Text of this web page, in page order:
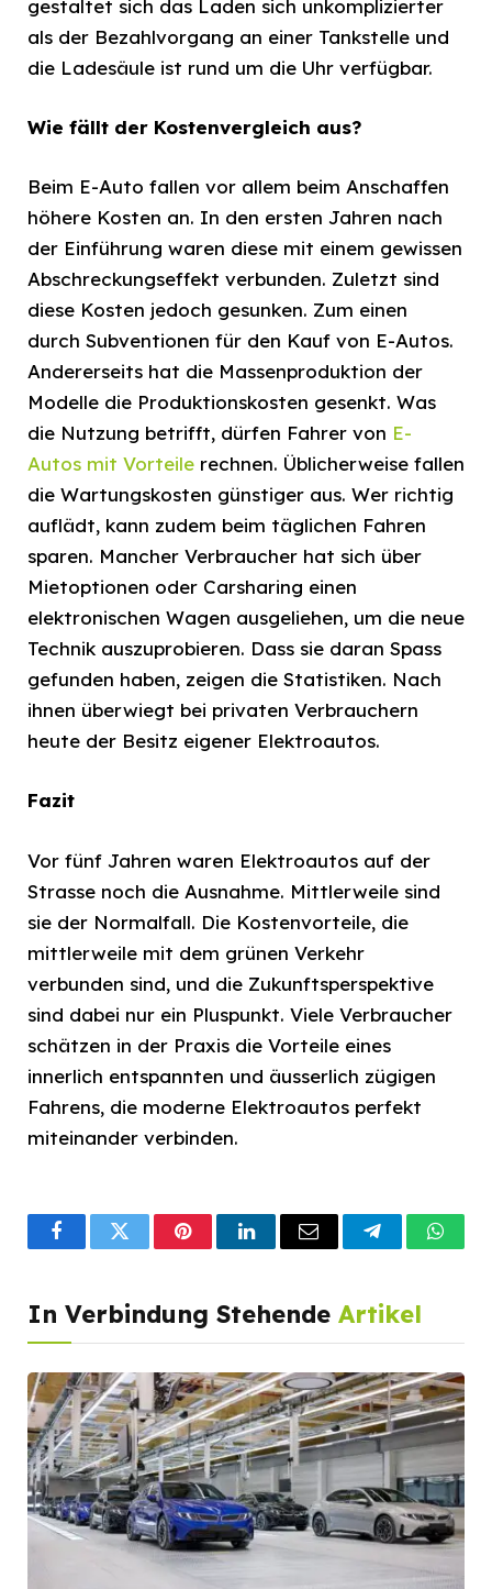
gestaltet sich das Laden sich unkomplizierter
als der Bezahlvorgang an einer Tankstelle und
die Ladesäule ist rund um die Uhr verfügbar.
Wie fällt der Kostenvergleich aus?
Beim E-Auto fallen vor allem beim Anschaffen
höhere Kosten an. In den ersten Jahren nach
der Einführung waren diese mit einem gewissen
Abschreckungseffekt verbunden. Zuletzt sind
diese Kosten jedoch gesunken. Zum einen
durch Subventionen für den Kauf von E-Autos.
Andererseits hat die Massenproduktion der
Modelle die Produktionskosten gesenkt. Was
die Nutzung betrifft, dürfen Fahrer von E-
Autos mit Vorteile rechnen. Üblicherweise fallen
die Wartungskosten günstiger aus. Wer richtig
auflädt, kann zudem beim täglichen Fahren
sparen. Mancher Verbraucher hat sich über
Mietoptionen oder Carsharing einen
elektronischen Wagen ausgeliehen, um die neue
Technik auszuprobieren. Dass sie daran Spass
gefunden haben, zeigen die Statistiken. Nach
ihnen überwiegt bei privaten Verbrauchern
heute der Besitz eigener Elektroautos.
Fazit
Vor fünf Jahren waren Elektroautos auf der
Strasse noch die Ausnahme. Mittlerweile sind
sie der Normalfall. Die Kostenvorteile, die
mittlerweile mit dem grünen Verkehr
verbunden sind, und die Zukunftsperspektive
sind dabei nur ein Pluspunkt. Viele Verbraucher
schätzen in der Praxis die Vorteile eines
innerlich entspannten und äusserlich zügigen
Fahrens, die moderne Elektroautos perfekt
miteinander verbinden.
FacebookTwitterPinterestLinkedInEmail Telegram
In Verbindung Stehende Artikel